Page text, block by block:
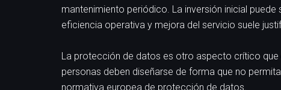
mantenimiento periódico. La inversión inicial
eficiencia operativa y mejora del servicio suele
La protección de datos es otro aspecto crítico
personas deben diseñarse de forma que no
normativa europea de protección de datos.